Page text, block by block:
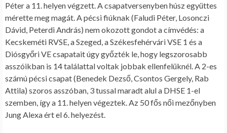
Péter a 11. helyen végzett. A csapatversenyben húsz együttes
mérette meg magát. A pécsi fiúknak (Faludi Péter, Losonczi
Dávid, Peterdi András) nem okozott gondot a címvédés: a
Kecskeméti RVSE, a Szeged, a Székesfehérvári VSE 1 és a
Diósgyőri VE csapatait úgy győzték le, hogy legszorosabb
asszóikban is 14 találattal voltak jobbak ellenfelüknél. A 2-es
számú pécsi csapat (Benedek Dezső, Csontos Gergely, Rab
Attila) szoros asszóban, 3 tussal maradt alul a DHSE 1-el
szemben, így a 11. helyen végeztek. Az 50 fős női mezőnyben
Jung Alexa ért el 6. helyezést.